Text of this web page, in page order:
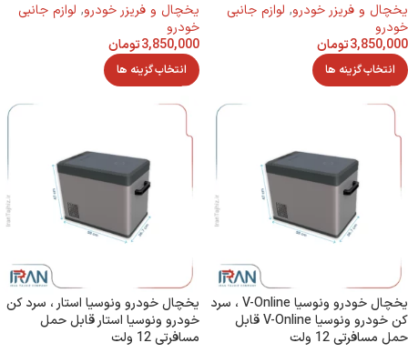
يخچال و فريزر خودرو, لوازم جانبی
خودرو
3,850,000تومان
انتخاب گزینه ها
يخچال و فريزر خودرو, لوازم جانبی
خودرو
3,850,000تومان
انتخاب گزینه ها
یخچال خودرو ونوسیا V-Online ، سرد
کن خودرو ونوسیا V-Online قابل
حمل مسافرتی 12 ولت
یخچال خودرو ونوسیا استار ، سرد کن
خودرو ونوسیا استار قابل حمل
مسافرتی 12 ولت